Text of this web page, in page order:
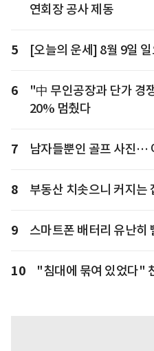
연회장 공사 제동
5 [오늘의 운세] 8월 9일
6
"中 무인공장과 단가 경
20% 멈췄다
7 남자들뿐인 골프 사진…
8 부동산 치솟으니 커지는
9 스마트폰 배터리 유난히
10 "침대에 묶여 있었다"